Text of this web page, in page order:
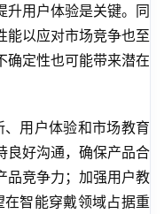
升用户体验是关键。同
能以应对市场竞争也至
确定性也可能带来潜在
用户体验和市场教育
良好沟通，确保产品合
品竞争力；加强用户教
智能穿戴领域占据重